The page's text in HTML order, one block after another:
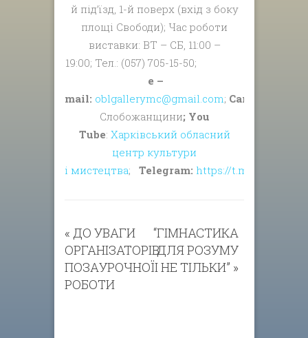
й під’їзд, 1-й поверх (вхід з боку
площі Свободи); Час роботи
виставки: ВТ – СБ, 11:00 –
19:00; Тел.: (057) 705-15-50;
e –
mail: oblgallerymc@gmail.com; Сайт:
Слобожанщини; You
Tube: Харківський обласний
центр культури
і мистецтва; Telegram: https://t.me/
« ДО УВАГИ
ОРГАНІЗАТОРІВ
ПОЗАУРОЧНОЇ
РОБОТИ
“ГІМНАСТИКА
ДЛЯ РОЗУМУ
І НЕ ТІЛЬКИ” »